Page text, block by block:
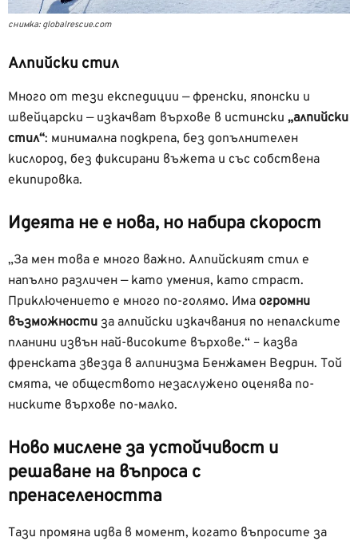
снимка: globalrescue.com
Алпийски стил
Много от тези експедиции — френски, японски и
швейцарски — изкачват върхове в истински „алпийски
стил“: минимална подкрепа, без допълнителен
кислород, без фиксирани въжета и със собствена
екипировка.
Идеята не е нова, но набира скорост
„За мен това е много важно. Алпийският стил е
напълно различен — като умения, като страст.
Приключението е много по-голямо. Има огромни
възможности за алпийски изкачвания по непалските
планини извън най-високите върхове.“ – казва
френската звезда в алпинизма Бенжамен Ведрин. Той
смята, че обществото незаслужено оценява по-
ниските върхове по-малко.
Ново мислене за устойчивост и
решаване на въпроса с
пренаселеността
Тази промяна идва в момент, когато въпросите за